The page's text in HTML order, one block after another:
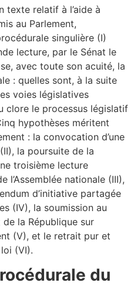
texte relatif à l’aide à
au Parlement,
singulière (I)
lecture, par le Sénat le
avec toute son acuité, la
: quelles sont, à la suite
voies législatives
clore le processus législatif
hypothèses méritent
: la convocation d’une
la poursuite de la
troisième lecture
l’Assemblée nationale (III),
d’initiative partagée
(IV), la soumission au
la République sur
(V), et le retrait pur et
(VI).
du